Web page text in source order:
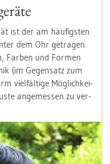
ist der am häu­figs­ten
dem Ohr ge­tra­gen.
Far­ben und For­men
(im Ge­gen­satz zum
viel­fäl­ti­ge Mög­lich­kei­
an­ge­mes­sen zu ver­